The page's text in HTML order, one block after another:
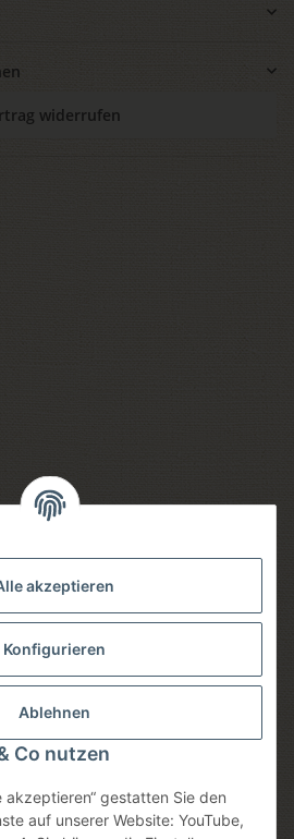
akzeptieren
Konfigurieren
Ablehnen
Co nutzen
akzeptieren“ gestatten Sie den
auf unserer Website: YouTube,
widerrufen